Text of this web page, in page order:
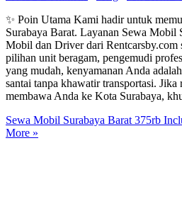
✨ Poin Utama Kami hadir untuk
Surabaya Barat. Layanan Sewa Mobil
Mobil dan Driver dari Rentcarsby.com
pilihan unit beragam, pengemudi
yang mudah, kenyamanan Anda
santai tanpa khawatir transportasi. Jika
membawa Anda ke Kota Surabaya,
Sewa Mobil Surabaya Barat 375rb
More »